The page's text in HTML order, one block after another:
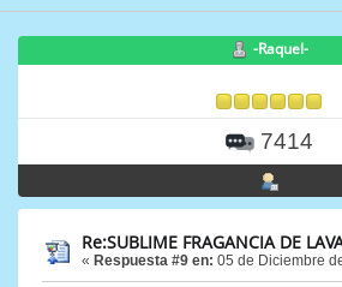
-Raquel-
7414
Re:SUBLIME FRAGANCIA DE
« Respuesta #9 en: 05 de Diciembre